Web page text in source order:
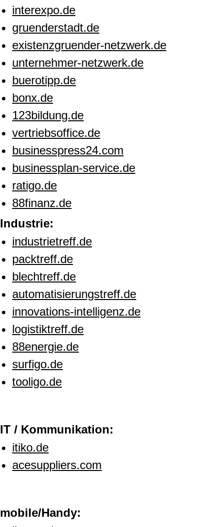
interexpo.de
gruenderstadt.de
existenzgruender-netzwerk.de
unternehmer-netzwerk.de
buerotipp.de
bonx.de
123bildung.de
vertriebsoffice.de
businesspress24.com
businessplan-service.de
ratigo.de
88finanz.de
Industrie:
industrietreff.de
packtreff.de
blechtreff.de
automatisierungstreff.de
innovations-intelligenz.de
logistiktreff.de
88energie.de
surfigo.de
tooligo.de
IT / Kommunikation:
itiko.de
acesuppliers.com
mobile/Handy: